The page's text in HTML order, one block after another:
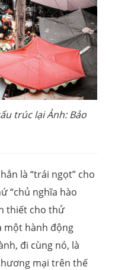
trúc lại Ảnh: Bảo
là “trái ngọt” cho
“chủ nghĩa hào
thiết cho thử
một hành động
đi cùng nó, là
mại trên thế